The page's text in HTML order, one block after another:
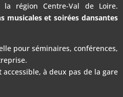
région Centre-Val de Loire.
musicales et soirées dansantes
pour séminaires, conférences,
à deux pas de la gare